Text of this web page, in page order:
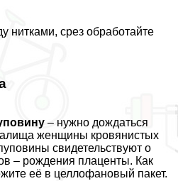
нитками, срез обработайте
– нужно дождаться
женщины кровянистых
свидетельствуют о
– рождения плаценты. Как
её в целлофановый пакет.